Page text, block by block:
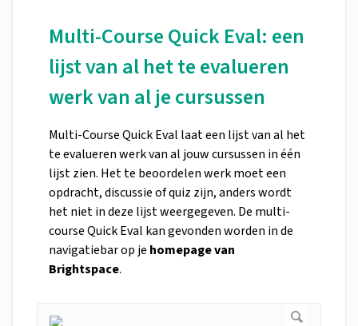
Multi-Course Quick Eval: een
lijst van al het te evalueren
werk van al je cursussen
Multi-Course Quick Eval laat een lijst van al het
te evalueren werk van al jouw cursussen in één
lijst zien. Het te beoordelen werk moet een
opdracht, discussie of quiz zijn, anders wordt
het niet in deze lijst weergegeven. De multi-
course Quick Eval kan gevonden worden in de
navigatiebar op je homepage van
Brightspace.